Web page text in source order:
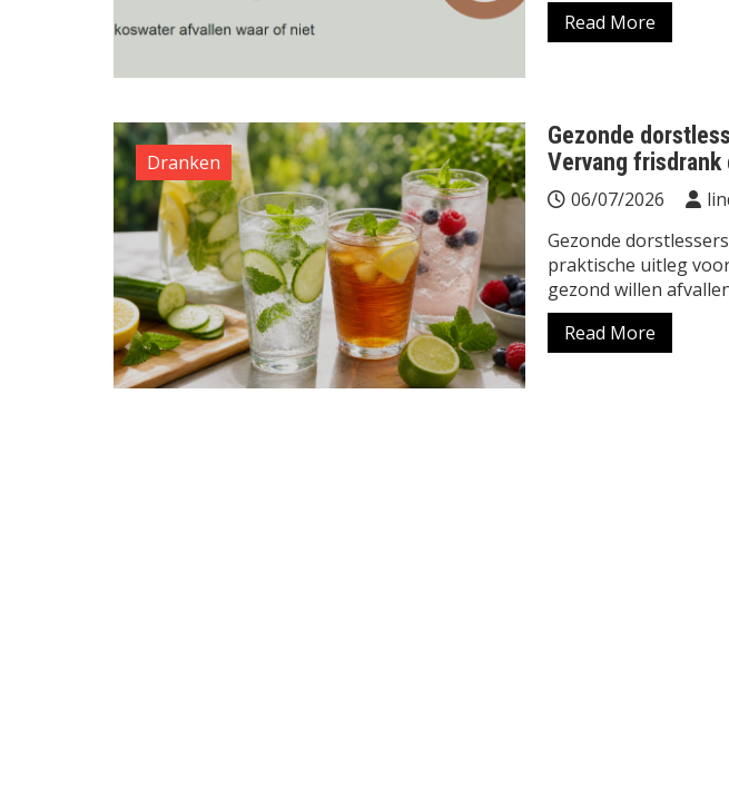
Read More
Dranken
Gezonde
Vervang frisdrank
06/07/2026
Gezonde
praktische uitleg
gezond willen
Read More